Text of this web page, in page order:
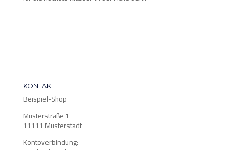
KONTAKT
Beispiel-Shop
Musterstraße 1
11111 Musterstadt
Kontoverbindung: